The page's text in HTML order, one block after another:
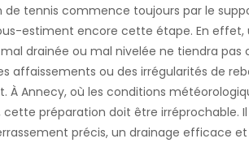
de tennis commence toujours par le
estiment encore cette étape. En effet,
drainée ou mal nivelée ne tiendra
affaissements ou des irrégularités de
À Annecy, où les conditions
cette préparation doit être irréprochable.
précis, un drainage efficace